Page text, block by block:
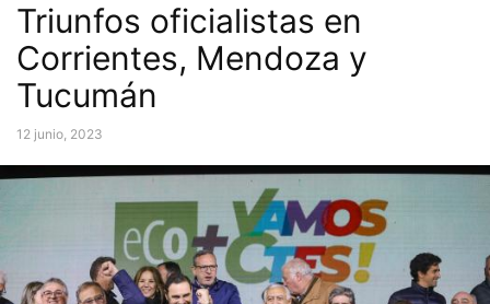
Triunfos oficialistas en
Corrientes, Mendoza y
Tucumán
12 junio, 2023